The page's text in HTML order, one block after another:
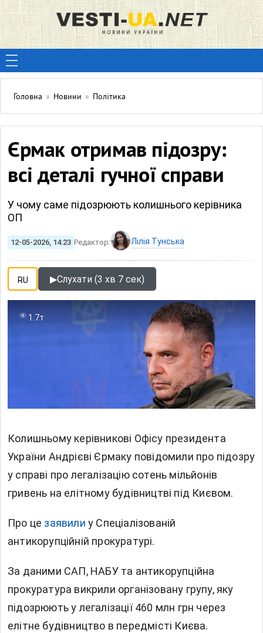
Головна » Новини » Політика
Єрмак отримав підозру:
всі деталі гучної справи
У чому саме підозрюють колишнього керівника
ОП
12-05-2026, 14:23 Редактор: Лілія Тунська
RU ▶Слухати (3 хв 7 сек)
1.7т
Колишньому керівникові Офісу президента
України Андрієві Єрмаку повідомили про підозру
у справі про легалізацію сотень мільйонів
гривень на елітному будівництві під Києвом.
Про це заявили у Спеціалізованій
антикорупційній прокуратурі.
За даними САП, НАБУ та антикорупційна
прокуратура викрили організовану групу, яку
підозрюють у легалізації 460 млн грн через
елітне будівництво в передмісті Києва.